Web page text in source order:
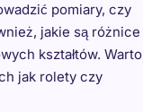
pomiary, czy
jakie są różnice
kształtów. Warto
jak rolety czy